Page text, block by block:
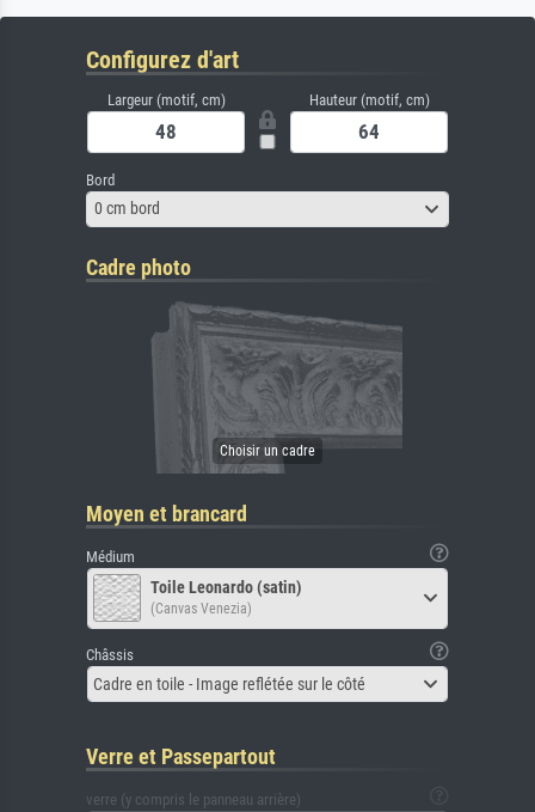
Configurez d'art
Largeur (motif, cm) Hauteur (motif, cm)
Bord
0 cm bord
Cadre photo
Moyen et brancard
Médium
Toile Leonardo (satin)
(Canvas Venezia)
Châssis
Cadre en toile - Image reflétée sur le côté
Verre et Passepartout
verre (y compris le panneau arrière)